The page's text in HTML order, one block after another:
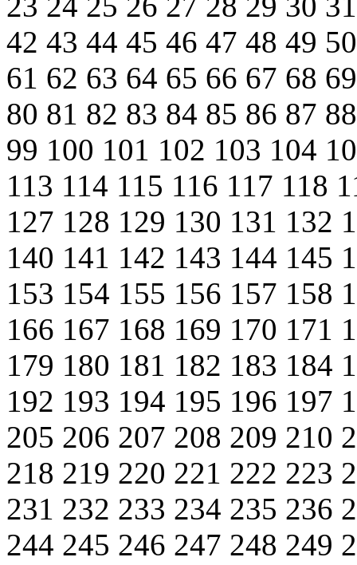
42 43 44 45 46 47 48 49
61 62 63 64 65 66 67 68
80 81 82 83 84 85 86 87
99 100 101 102 103 104
113 114 115 116 117 118
127 128 129 130 131 132
140 141 142 143 144 145
153 154 155 156 157 158
166 167 168 169 170 171
179 180 181 182 183 184
192 193 194 195 196 197
205 206 207 208 209 210
218 219 220 221 222 223
231 232 233 234 235 236
244 245 246 247 248 249